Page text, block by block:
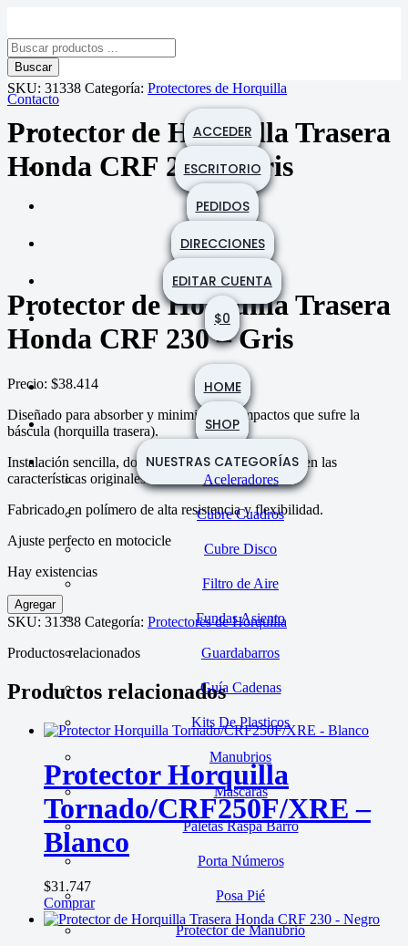
Búsqueda
de
productos
Buscar
Contacto
ACCEDER
ESCRITORIO
PEDIDOS
DIRECCIONES
EDITAR CUENTA
$0
HOME
SHOP
NUESTRAS CATEGORÍAS
Aceleradores
Cubre Cuadros
Cubre Disco
Filtro de Aire
Fundas Asiento
Guardabarros
Guía Cadenas
Kits De Plasticos
Manubrios
Mascaras
Paletas Raspa Barro
Porta Números
Posa Pié
Protector de Manubrio
SKU: 31338 Categoría: Protectores de Horquilla
Protector de Horquilla Trasera
Honda CRF 230 – Gris
Protector de Horquilla Trasera
Honda CRF 230 – Gris
Precio: $38.414
Diseñado para absorber y minimizar los impactos que sufre la
báscula (horquilla trasera).
Instalación sencilla, donde no se requieren cambios en las
características originales de la motocicleta.
Fabricado en polímero de alta resistencia y flexibilidad.
Ajuste perfecto en motocicle
Hay existencias
Protector
de
Trasera
CRF
230
Gris
Agregar
SKU: 31338 Categoría: Protectores de Horquilla
Productos relacionados
Productos relacionados
Protector Horquilla
Tornado/CRF250F/XRE –
Blanco
$31.747
Comprar